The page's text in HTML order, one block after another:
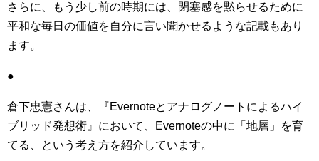
さらに、もう少し前の時期には、閉塞感を黙らせるために
平和な毎日の価値を自分に言い聞かせるような記載もあり
ます。
●
倉下忠憲さんは、『Evernoteとアナログノートによるハイ
ブリッド発想術』において、Evernoteの中に「地層」を育
てる、という考え方を紹介しています。